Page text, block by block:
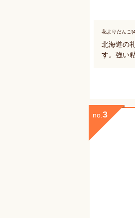
花よりだんご
北海道の
す。強い
no. 3